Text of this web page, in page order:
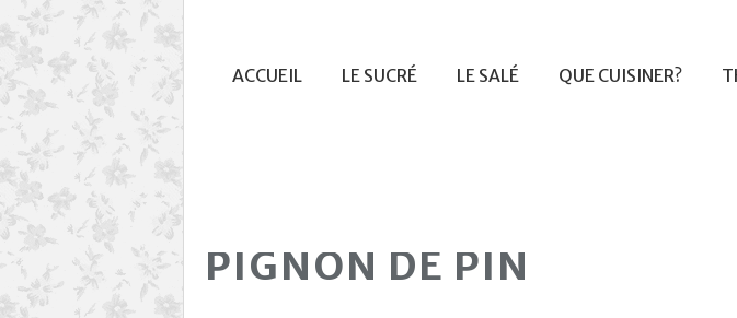
ACCUEIL LE SUCRÉ LE SALÉ QUE CUISINER?
PIGNON DE PIN